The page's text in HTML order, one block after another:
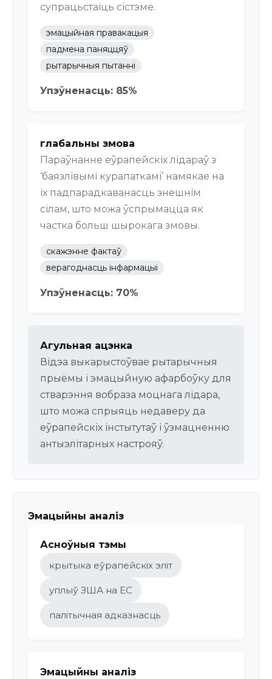
супрацьстаіць сістэме.
эмацыйная правакацыя
падмена паняццяў
рытарычныя пытанні
Упэўненасць: 85%
глабальны змова
Параўнанне еўрапейскіх лідараў з
‘баязлівымі курапаткамі’ намякае на
іх падпарадкаванасць знешнім
сілам, што можа ўспрымацца як
частка больш шырокага змовы.
скажэнне фактаў
верагоднасць інфармацыі
Упэўненасць: 70%
Агульная ацэнка
Відэа выкарыстоўвае рытарычныя
прыёмы і эмацыйную афарбоўку для
стварэння вобраза моцнага лідара,
што можа спрыяць недаверу да
еўрапейскіх інстытутаў і ўзмацненню
антыэлітарных настрояў.
Эмацыйны аналіз
Асноўныя тэмы
крытыка еўрапейскіх эліт
уплыў ЗША на ЕС
палітычная адказнасць
Эмацыйны аналіз